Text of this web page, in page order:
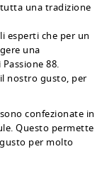
tutta una tradizione
esperti che per un
una
88.
nostro gusto, per
confezionate in
Questo permette
per molto